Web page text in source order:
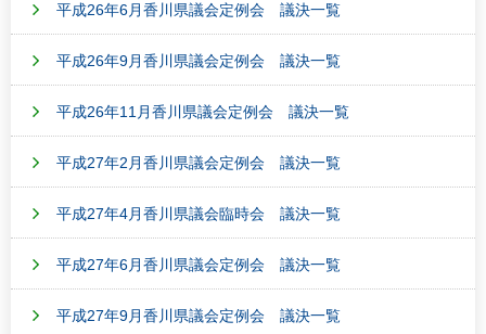
平成26年6月香川県議会定例会 議決一覧
平成26年9月香川県議会定例会 議決一覧
平成26年11月香川県議会定例会 議決一覧
平成27年2月香川県議会定例会 議決一覧
平成27年4月香川県議会臨時会 議決一覧
平成27年6月香川県議会定例会 議決一覧
平成27年9月香川県議会定例会 議決一覧